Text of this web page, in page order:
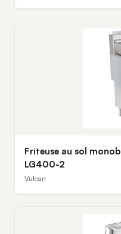
Friteuse au sol
LG400-2
Vulcan